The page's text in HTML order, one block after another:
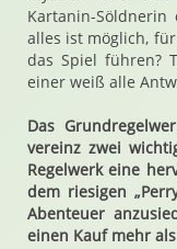
Kartanin-
alles ist möglich,
das Spiel führen?
einer weiß alle
Das
vereinz zwei
Regelwerk eine
dem riesigen
Abenteuer
einen Kauf mehr